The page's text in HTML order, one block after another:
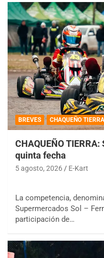
BREVES CHAQUEÑO TIERRA
CHAQUEÑO
quinta fecha
5 agosto, 2026 E-Kart
La competencia,
Supermercados Sol –
participación de…